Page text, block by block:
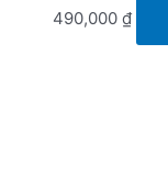
490,000 ₫